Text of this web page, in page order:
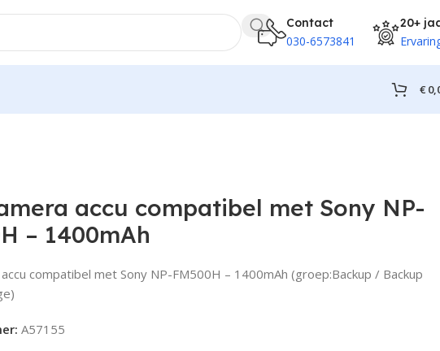
Contact
030-6573841
20+
€
accu compatibel met Sony NP-
– 1400mAh
compatibel met Sony NP-FM500H – 1400mAh (groep:Backup / Backup
A57155